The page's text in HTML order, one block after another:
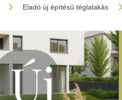
Eladó új építésű téglalakás